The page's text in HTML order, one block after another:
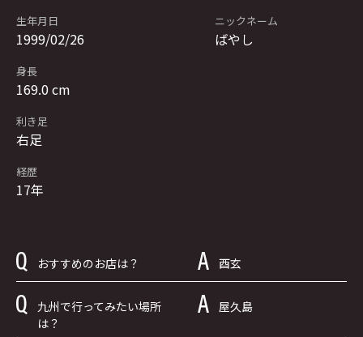
生年月日
1999/02/26
身長
169.0 cm
利き足
右足
ニックネーム
ばやし
経歴
17年
おすすめのお店は？ 酉玄
九州で行ってみたい場所
は？
屋久島